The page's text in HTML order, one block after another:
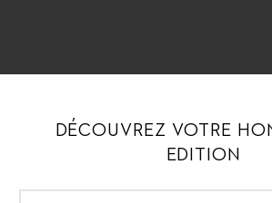
DÉCOUVREZ VOTRE
EDITION